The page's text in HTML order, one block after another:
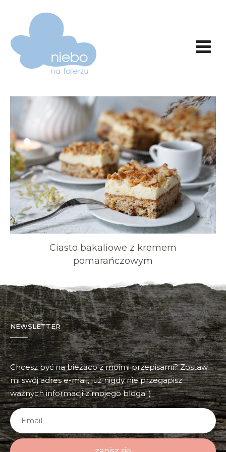
Ciasto bakaliowe z kremem
pomarańczowym
NEWSLETTER
Chcesz być na bieżąco z moimi przepisami? Zostaw
mi swój adres e-mail, już nigdy nie przegapisz
ważnych informacji z mojego bloga :)